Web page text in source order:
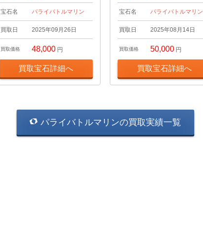
宝石名 パライバトルマリン
買取日 2025年09月26日
買取価格 48,000 円
買取宝石詳細へ
宝石名 パライバトルマリン
買取日 2025年08月14日
買取価格 50,000 円
買取宝石詳細へ
パライバトルマリンの買取実績一覧